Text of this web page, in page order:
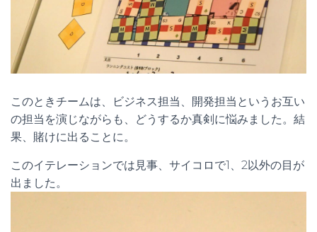
このときチームは、ビジネス担当、開発担当というお互い
の担当を演じながらも、どうするか真剣に悩みました。結
果、賭けに出ることに。
このイテレーションでは見事、サイコロで1、2以外の目が
出ました。